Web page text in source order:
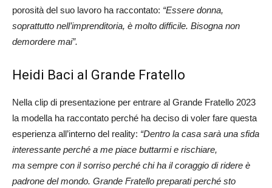
porosità del suo lavoro ha raccontato: “Essere donna,
soprattutto nell’imprenditoria, è molto difficile. Bisogna non
demordere mai”.
Heidi Baci al Grande Fratello
Nella clip di presentazione per entrare al Grande Fratello 2023
la modella ha raccontato perché ha deciso di voler fare questa
esperienza all’interno del reality: “Dentro la casa sarà una sfida
interessante perché a me piace buttarmi e rischiare,
ma sempre con il sorriso perché chi ha il coraggio di ridere è
padrone del mondo. Grande Fratello preparati perché sto